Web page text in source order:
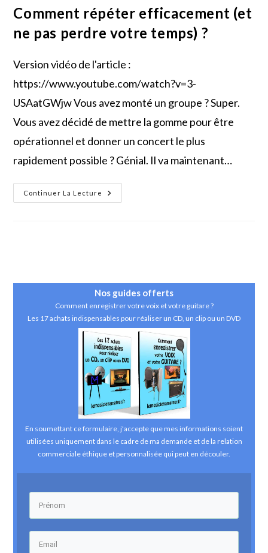
Comment répéter efficacement (et
ne pas perdre votre temps) ?
Version vidéo de l'article :
https://www.youtube.com/watch?v=3-
USAatGWjw Vous avez monté un groupe ? Super.
Vous avez décidé de mettre la gomme pour être
opérationnel et donner un concert le plus
rapidement possible ? Génial. Il va maintenant…
Continuer La Lecture
Comment
Répéter
Nos guides offerts
Comment enregistrer votre voix et votre guitare ?
Les 17 achats indispensables pour réaliser un CD, un clip ou un DVD
En soumettant ce formulaire, j'accepte que mes informations soient
utilisées uniquement dans le cadre de ma demande et de la relation
commerciale éthique et personnalisée qui peut en découler.